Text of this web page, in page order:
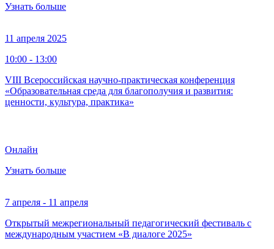
Узнать больше
11 апреля 2025
10:00 - 13:00
VIII Всероссийская научно-практическая конференция
«Образовательная среда для благополучия и развития:
ценности, культура, практика»
Онлайн
Узнать больше
7 апреля - 11 апреля
Открытый межрегиональный педагогический фестиваль с
международным участием «В диалоге 2025»